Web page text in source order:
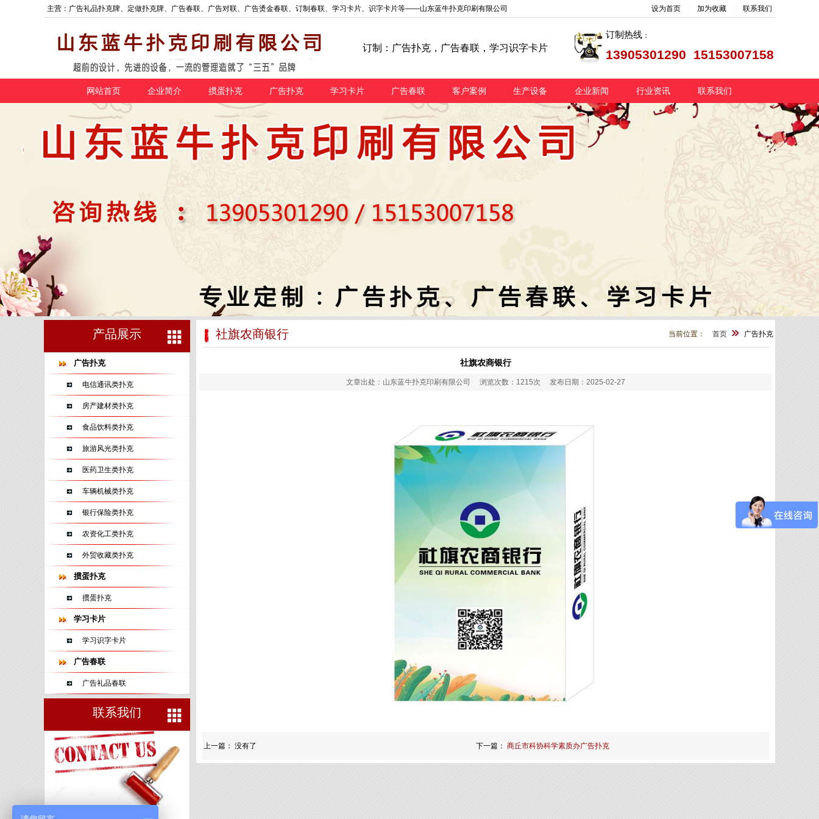
主营：广告礼品扑克牌、定做扑克牌、广告春联、广告对联、广告烫金春联、订制春联、学习卡片、识字卡片等——山东蓝牛扑克印刷有限公司 设为首页 加为收藏 联系我们
订制：广告扑克，广告春联，学习识字卡片
订制热线 ：
13905301290 15153007158
网站首页 企业简介 掼蛋扑克 广告扑克 学习卡片 广告春联 客户案例 生产设备 企业新闻 行业资讯 联系我们
产品展示
广告扑克
电信通讯类扑克
房产建材类扑克
食品饮料类扑克
旅游风光类扑克
医药卫生类扑克
车辆机械类扑克
银行保险类扑克
农资化工类扑克
外贸收藏类扑克
掼蛋扑克
掼蛋扑克
学习卡片
学习识字卡片
广告春联
广告礼品春联
联系我们
社旗农商银行 当前位置： 首页 广告扑克
社旗农商银行
文章出处：山东蓝牛扑克印刷有限公司 浏览次数：1215次 发布日期：2025-02-27
上一篇： 没有了 下一篇： 商丘市科协科学素质办广告扑克